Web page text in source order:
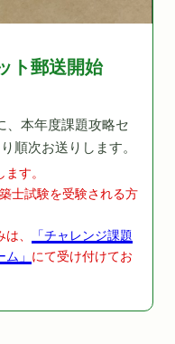
ト郵送開始
、本年度課題攻略セ
順次お送りします。
す。
士試験を受験される方
、
「チャレンジ課題
」 にて受け付けてお